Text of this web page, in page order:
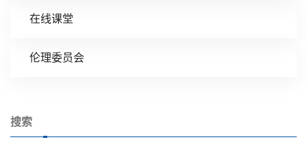
在线课堂
伦理委员会
搜索